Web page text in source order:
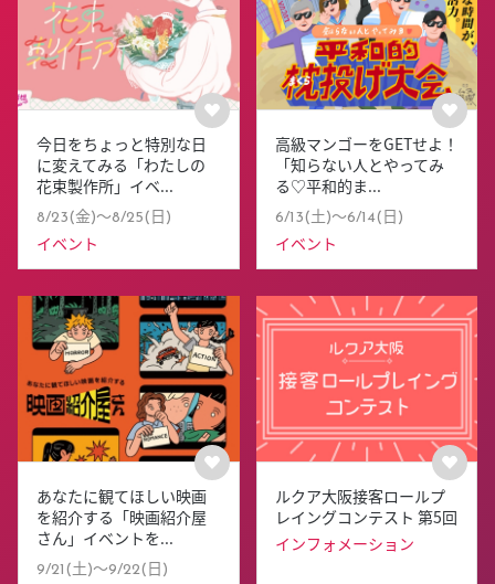
今日をちょっと特別な日
に変えてみる「わたしの
花束製作所」イベ...
8/23(金)〜8/25(日)
イベント
高級マンゴーをGETせよ！
「知らない人とやってみ
る♡平和的ま...
6/13(土)〜6/14(日)
イベント
あなたに観てほしい映画
を紹介する「映画紹介屋
さん」イベントを...
9/21(土)〜9/22(日)
ルクア大阪接客ロールプ
レイングコンテスト 第5回
インフォメーション